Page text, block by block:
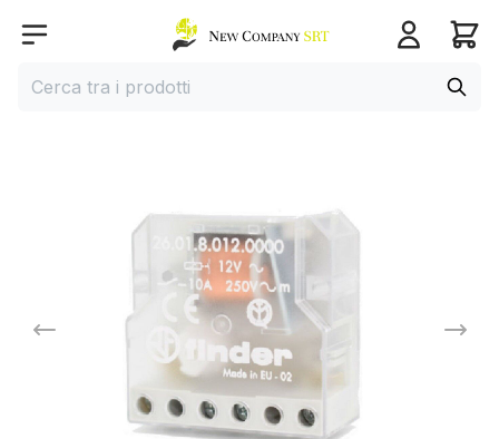
Open menu
Home page
Cerca